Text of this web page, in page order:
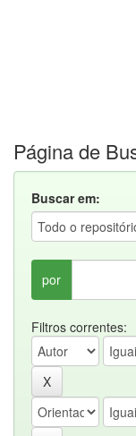
Página de
Buscar em:
por
Filtros correntes: